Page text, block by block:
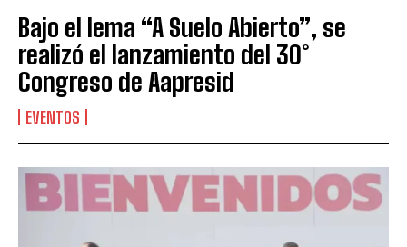
Bajo el lema “A Suelo Abierto”, se
realizó el lanzamiento del 30°
Congreso de Aapresid
EVENTOS